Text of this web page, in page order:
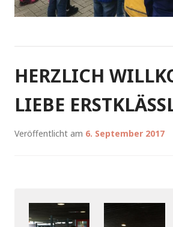
HERZLICH
LIEBE
Veröffentlicht am 6. September 2017